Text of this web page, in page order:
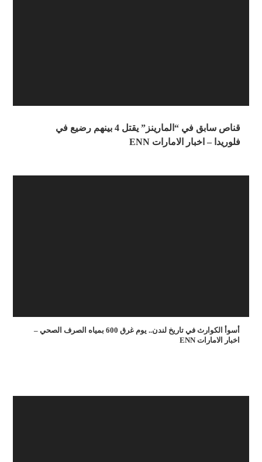
قناص سابق في “المارينز” يقتل 4 بينهم رضيع في
فلوريدا – اخبار الامارات ENN
أسوأ الكوارث في تاريخ لندن.. يوم غرق 600 بمياه الصرف الصحي –
اخبار الامارات ENN